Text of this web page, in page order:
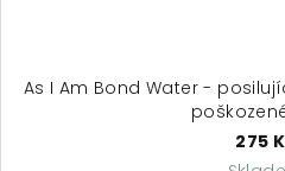
As I Am Bond Water -
275